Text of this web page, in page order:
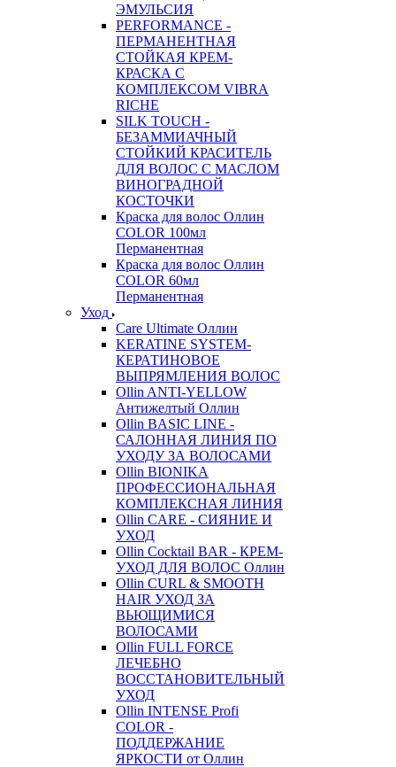
ЭМУЛЬСИЯ
PERFORMANCE -
ПЕРМАНЕНТНАЯ
СТОЙКАЯ КРЕМ-
КРАСКА С
КОМПЛЕКСОМ VIBRA
RICHE
SILK TOUCH -
БЕЗАММИАЧНЫЙ
СТОЙКИЙ КРАСИТЕЛЬ
ДЛЯ ВОЛОС С МАСЛОМ
ВИНОГРАДНОЙ
КОСТОЧКИ
Краска для волос Оллин
COLOR 100мл
Перманентная
Краска для волос Оллин
COLOR 60мл
Перманентная
Уход
Care Ultimate Оллин
KERATINE SYSTEM-
КЕРАТИНОВОЕ
ВЫПРЯМЛЕНИЯ ВОЛОС
Ollin ANTI-YELLOW
Антижелтый Оллин
Ollin BASIC LINE -
САЛОННАЯ ЛИНИЯ ПО
УХОДУ ЗА ВОЛОСАМИ
Ollin BIONIKA
ПРОФЕССИОНАЛЬНАЯ
КОМПЛЕКСНАЯ ЛИНИЯ
Ollin CARE - СИЯНИЕ И
УХОД
Ollin Cocktail BAR - КРЕМ-
УХОД ДЛЯ ВОЛОС Оллин
Ollin CURL & SMOOTH
HAIR УХОД ЗА
ВЬЮЩИМИСЯ
ВОЛОСАМИ
Ollin FULL FORCE
ЛЕЧЕБНО
ВОССТАНОВИТЕЛЬНЫЙ
УХОД
Ollin INTENSE Profi
COLOR -
ПОДДЕРЖАНИЕ
ЯРКОСТИ от Оллин